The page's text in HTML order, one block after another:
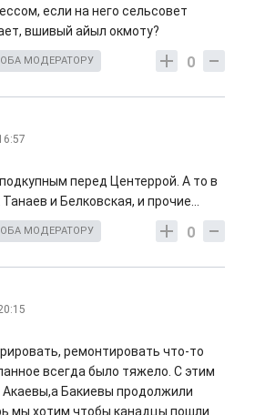
если на него сельсовет
вшивый айыл окмоту?
0
МОДЕРАТОРУ
перед Центеррой. А то в
и Белковская, и прочие...
0
МОДЕРАТОРУ
ремонтировать что-то
всегда было тяжело. С этим
Бакиевы продолжили
мы хотим чтобы канадцы пошли